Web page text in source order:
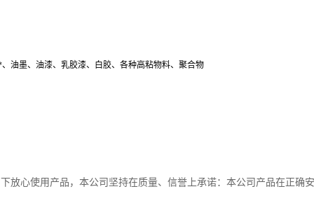
油墨、油漆、乳胶漆、白胶、各种高粘物料、聚合物
放心使用产品，本公司坚持在质量、信誉上承诺：本公司产品在正确